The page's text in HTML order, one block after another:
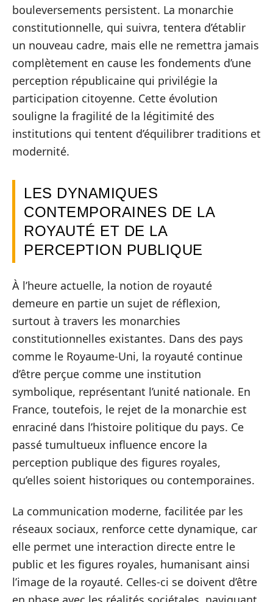
bouleversements persistent. La monarchie
constitutionnelle, qui suivra, tentera d’établir
un nouveau cadre, mais elle ne remettra jamais
complètement en cause les fondements d’une
perception républicaine qui privilégie la
participation citoyenne. Cette évolution
souligne la fragilité de la légitimité des
institutions qui tentent d’équilibrer traditions et
modernité.
LES DYNAMIQUES
CONTEMPORAINES DE LA
ROYAUTÉ ET DE LA
PERCEPTION PUBLIQUE
À l’heure actuelle, la notion de royauté
demeure en partie un sujet de réflexion,
surtout à travers les monarchies
constitutionnelles existantes. Dans des pays
comme le Royaume-Uni, la royauté continue
d’être perçue comme une institution
symbolique, représentant l’unité nationale. En
France, toutefois, le rejet de la monarchie est
enraciné dans l’histoire politique du pays. Ce
passé tumultueux influence encore la
perception publique des figures royales,
qu’elles soient historiques ou contemporaines.
La communication moderne, facilitée par les
réseaux sociaux, renforce cette dynamique, car
elle permet une interaction directe entre le
public et les figures royales, humanisant ainsi
l’image de la royauté. Celles-ci se doivent d’être